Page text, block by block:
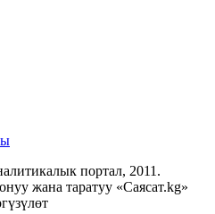
портал, 2011.
жана таратуу «Саясат.kg»